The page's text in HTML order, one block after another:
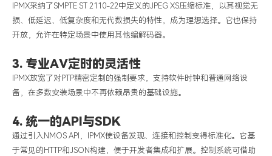
IPMX采纳了SMPTE ST 2110-22中定义的JPEG XS压缩标准，以其视觉无
损、低延迟、低复杂度和无代数损失的特性，成为理想选择。它也保持
开放，允许在特定场景中使用其他编解码器。
3. 专业AV定时的灵活性
IPMX放宽了对PTP精密定制的强制要求，支持软件时钟和普通网络设
备，在多数安装场景中不再依赖昂贵的基础设施。
4. 统一的API与SDK
通过引入 NMOS API ， IPMX使设备发现、连接和控制变得标准化。它基
于常见的 HTTP和JSON构建，便于开发者集成和扩展。控制系统可借助